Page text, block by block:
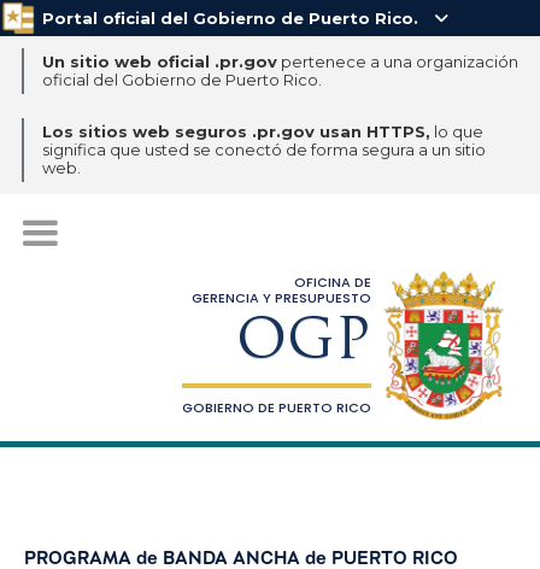
Portal oficial del Gobierno de Puerto Rico. 
Un sitio web oficial .pr.govpertenece a una organización
oficial del Gobierno de Puerto Rico.
Los sitios web seguros .pr.gov usan HTTPS, lo que
significa que usted se conectó de forma segura a un sitio
web.
OFICINA DE
GERENCIA Y PRESUPUESTO
OGP
GOBIERNO DE PUERTO RICO
PROGRAMA de BANDA ANCHA de PUERTO RICO